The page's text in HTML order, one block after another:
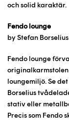
och solid karaktär.
Fendo lounge
by Stefan Borselius
Fendo lounge
loungemiljö. Se
Borselius
stativ eller
Precis som Fendo